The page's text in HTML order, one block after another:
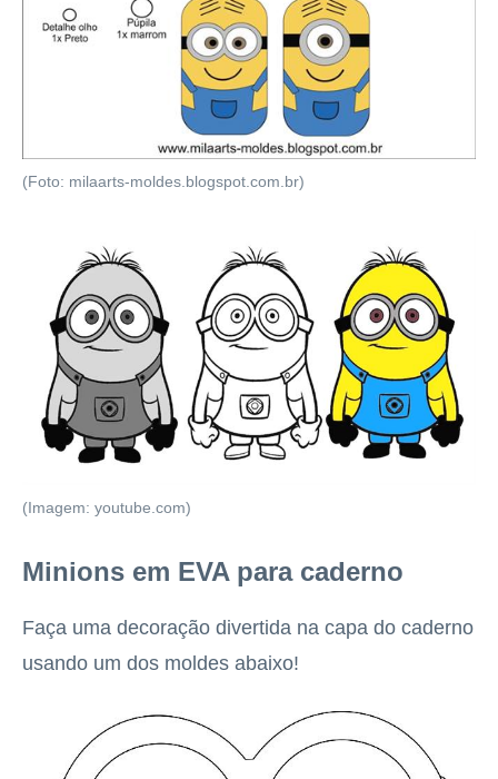
(Foto: milaarts-moldes.blogspot.com.br)
(Imagem: youtube.com)
Minions em EVA para caderno
Faça uma decoração divertida na capa do caderno
usando um dos moldes abaixo!